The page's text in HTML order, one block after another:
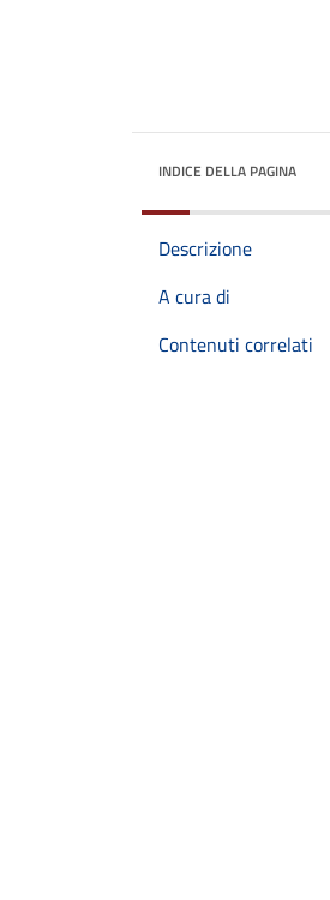
INDICE DELLA PAGINA
Descrizione
A cura di
Contenuti correlati